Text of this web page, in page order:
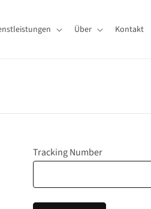
Über Kontakt
Tracking Number